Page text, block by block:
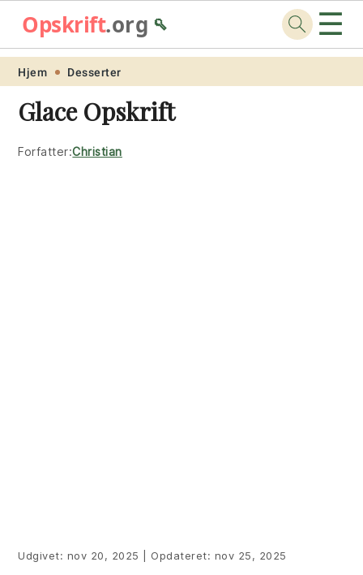
Skip
primary
navigation
Skip
main
content
Skip
primary
sidebar
Skip
footer
Opskrift.org🥄 ☰
Hjem Desserter
Glace Opskrift
Forfatter:Christian
Udgivet: nov 20, 2025 Opdateret: nov 25, 2025